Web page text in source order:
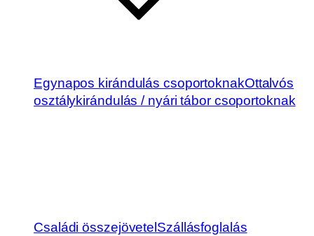
Egynapos kirándulás csoportoknakOttalvós
osztálykirándulás / nyári tábor csoportoknak
Családi összejövetel Szállásfoglalás